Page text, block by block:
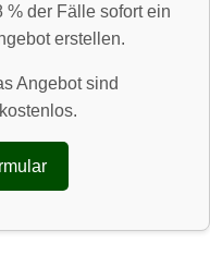
% der Fälle sofort ein
erstellen.
Angebot sind